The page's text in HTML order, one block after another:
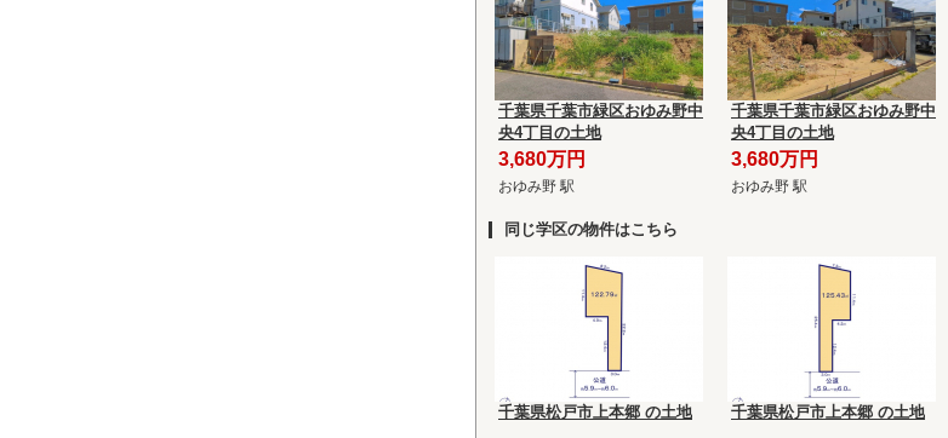
千葉県千葉市緑区おゆみ野中
央4丁目の土地
3,680万円
おゆみ野 駅
千葉県千葉市緑区おゆみ野中
央4丁目の土地
3,680万円
おゆみ野 駅
同じ学区の物件はこちら
千葉県松戸市上本郷 の土地 千葉県松戸市上本郷 の土地